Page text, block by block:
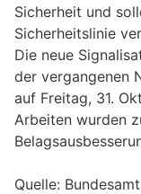
Sicherheit und
Sicherheitslinie
Die neue
der vergangenen
auf Freitag, 31.
Arbeiten wurden
Quelle: